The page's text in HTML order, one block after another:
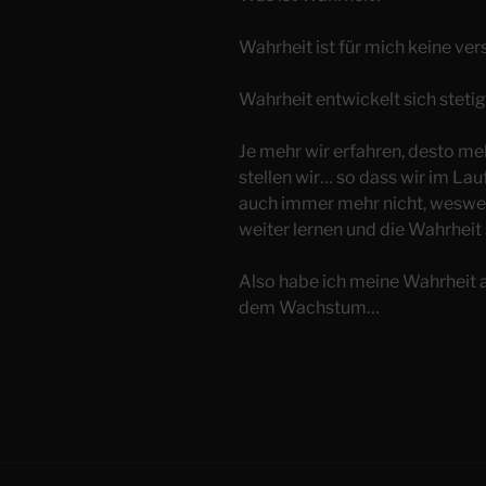
Wahrheit ist für mich keine
Wahrheit entwickelt sich
Je mehr wir erfahren, desto
stellen wir… so dass wir im
auch immer mehr nicht,
weiter lernen und die
Also habe ich meine Wahrheit
dem Wachstum…